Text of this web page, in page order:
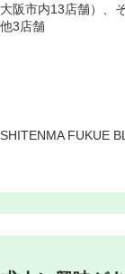
阪市内13店舗）、
3店舗
FUKUE